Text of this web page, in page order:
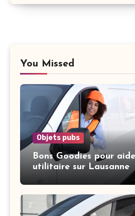
You Missed
Objets pubs
Bons Goodies pour
utilitaire sur Lausanne